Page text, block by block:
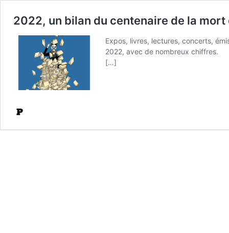
2022, un bilan du centenaire de la mort
Expos, livres, lectures, concerts,
2022, avec de nombreux chiffres.
[…]